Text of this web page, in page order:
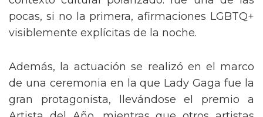
contexto cultural polarizado: fue una de las
pocas, si no la primera, afirmaciones LGBTQ+
visiblemente explícitas de la noche.
Además, la actuación se realizó en el marco
de una ceremonia en la que Lady Gaga fue la
gran protagonista, llevándose el premio a